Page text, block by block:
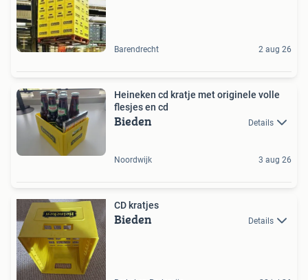
Barendrecht 2 aug 26
Heineken cd kratje met originele volle
flesjes en cd
Bieden Details
Noordwijk 3 aug 26
CD kratjes
Bieden Details